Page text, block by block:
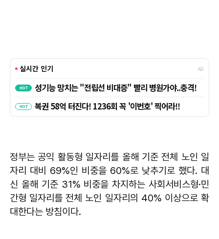
정부는 공익 활동형 일자리를 올해 기준 전체 노인 일
자리 대비 69%인 비중을 60%로 낮추기로 했다. 대
신 올해 기준 31% 비중을 차지하는 사회서비스형·민
간형 일자리를 전체 노인 일자리의 40% 이상으로 확
대한다는 방침이다.